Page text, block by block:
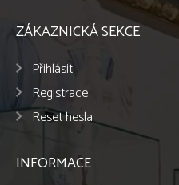
ZÁKAZNICKÁ SEKCE
Přihlásit
Registrace
Reset hesla
INFORMACE